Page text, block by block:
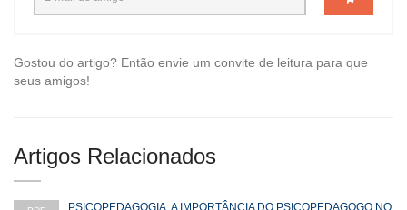
Gostou do artigo? Então envie um convite de leitura para que
seus amigos!
Artigos Relacionados
PSICOPEDAGOGIA: A IMPORTÂNCIA DO PSICOPEDAGOGO NO